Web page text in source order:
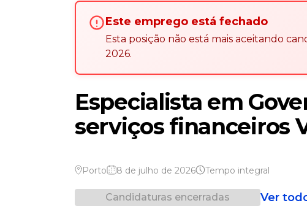
Este emprego está fechado
Esta posição não está mais aceitando
2026.
Especialista em
serviços financeiros
Porto 8 de julho de 2026 Tempo integral
Candidaturas encerradas Ver